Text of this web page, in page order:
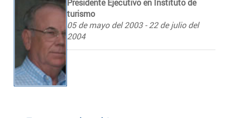
Presidente Ejecutivo en Instituto de
turismo
05 de mayo del 2003 - 22 de julio del
2004